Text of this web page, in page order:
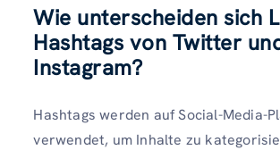
Wie unterscheiden sich
Hashtags von Twitter
Instagram?
Hashtags werden auf Social-Media-
verwendet, um Inhalte zu